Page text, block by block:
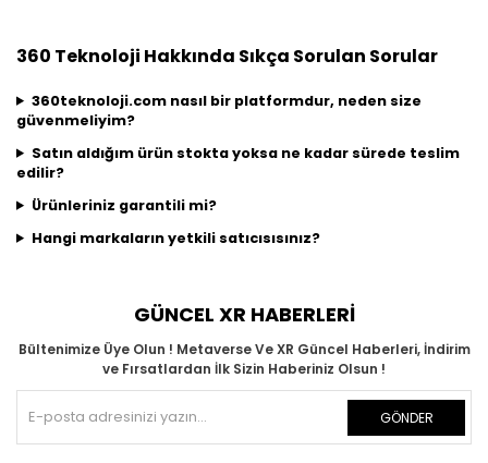
360 Teknoloji Hakkında Sıkça Sorulan Sorular
360teknoloji.com nasıl bir platformdur, neden size
güvenmeliyim?
Satın aldığım ürün stokta yoksa ne kadar sürede teslim
edilir?
Ürünleriniz garantili mi?
Hangi markaların yetkili satıcısısınız?
GÜNCEL XR HABERLERİ
Bültenimize Üye Olun ! Metaverse Ve XR Güncel Haberleri, İndirim
ve Fırsatlardan İlk Sizin Haberiniz Olsun !
GÖNDER